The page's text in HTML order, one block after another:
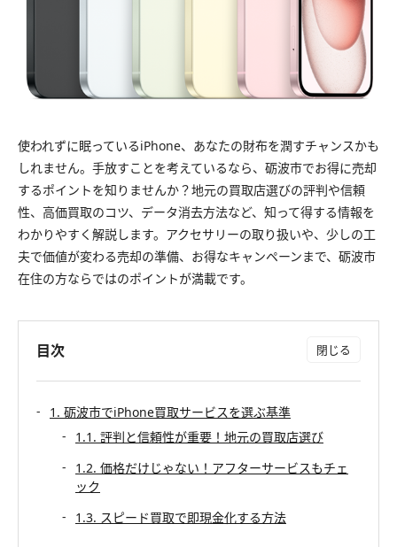
使われずに眠っているiPhone、あなたの財布を潤すチャンスかも
しれません。手放すことを考えているなら、砺波市でお得に売却
するポイントを知りませんか？地元の買取店選びの評判や信頼
性、高価買取のコツ、データ消去方法など、知って得する情報を
わかりやすく解説します。アクセサリーの取り扱いや、少しの工
夫で価値が変わる売却の準備、お得なキャンペーンまで、砺波市
在住の方ならではのポイントが満載です。
目次
1. 砺波市でiPhone買取サービスを選ぶ基準
1.1. 評判と信頼性が重要！地元の買取店選び
1.2. 価格だけじゃない！アフターサービスもチェ
ック
1.3. スピード買取で即現金化する方法